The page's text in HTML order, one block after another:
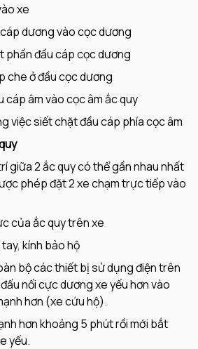
xe
dương vào cọc dương
phần đầu cáp cọc dương
che ở đầu cọc dương
âm vào cọc âm ắc quy
việc siết chặt đầu cáp phía cọc âm
giữa 2 ắc quy có thể gần nhau nhất
phép đặt 2 xe chạm trực tiếp vào
của ắc quy trên xe
kính bảo hộ
bộ các thiết bị sử dụng điện trên
nối cực dương xe yếu hơn vào
hơn (xe cứu hộ).
hơn khoảng 5 phút rồi mới bắt
yếu.